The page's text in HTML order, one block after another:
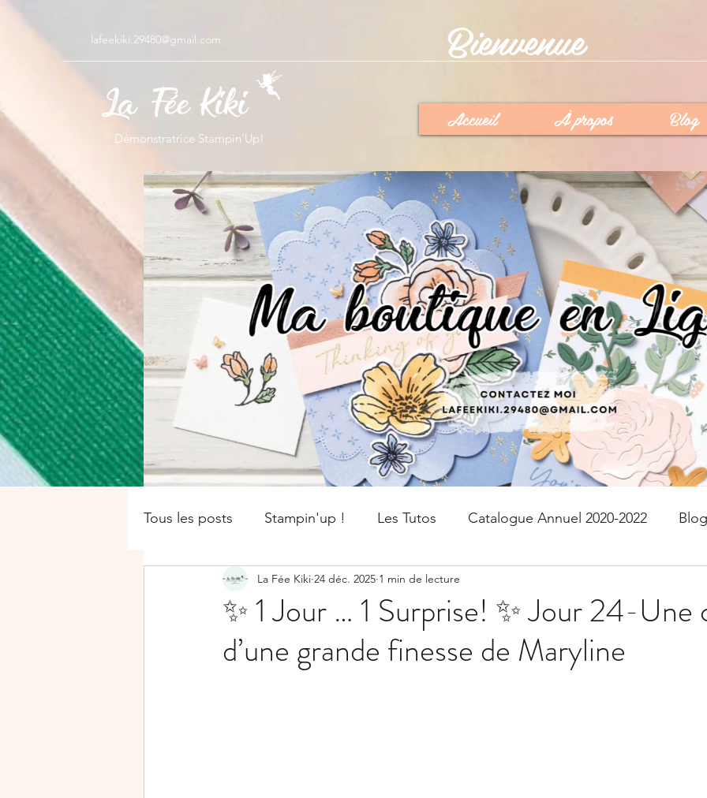
lafeekiki.29480@gmail.com
Démonstratrice Stampin’Up!
Accueil À propos Blog
Bienvenue
Tous les posts Stampin'up ! Les Tutos Catalogue Annuel 2020-2022
catalogue saisonnier Offres kits
SALE-A-BRATION Livraison gratuite Devenir Démonstratrice
✨ 1 Jour … 1 Surprise! ✨ Jour 24-Une
d’une grande finesse de Maryline
La Fée Kiki 24 déc. 2025 1 min de lecture